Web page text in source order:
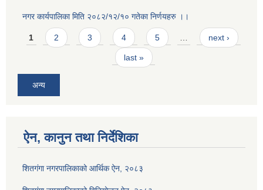
नगर कार्यपालिका मिति २०८२/१२/१० गतेका निर्णयहरु ।।
Pages
1 2 3 4 5 … next ›
last »
अन्य
ऐन, कानुन तथा निर्देशिका
शितगंगा नगरपालिकाको आर्थिक ऐन, २०८३